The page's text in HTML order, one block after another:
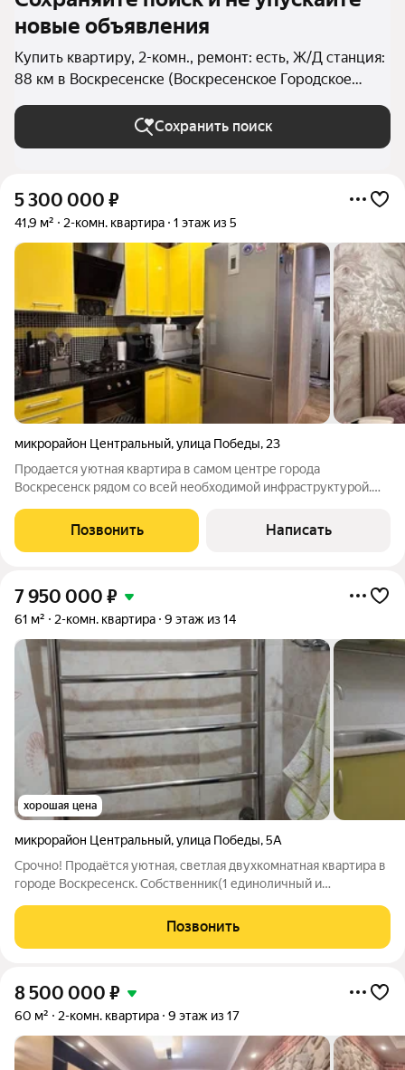
новые объявления
Купить квартиру, 2-комн., ремонт: есть, Ж/Д станция:
88 км в Воскресенске (Воскресенское Городское
поселение)
Сохранить поиск
5 300 000 ₽
41,9 м² 2-комн. квартира 1 этаж из 5
микрорайон Центральный,улица Победы, 23
Продается уютная квартира в самом центре города
Воскресенск рядом со всей необходимой инфраструктурой.
косметический ремонт (на полу ламинат, натяжные потолки,
стены выровняны, с/у в
Позвонить Написать
7 950 000 ₽
61 м² 2-комн. квартира 9 этаж из 14
хорошая цена
микрорайон Центральный,улица Победы,5А
Срочно! Продаётся уютная, светлая двухкомнатная квартира в
городе Воскресенск. Собственник(1 единоличный и
вся необходимая мебель и бытовая техника квартира
полностью готова к проживанию и
Позвонить
8 500 000 ₽
60 м² 2-комн. квартира 9 этаж из 17